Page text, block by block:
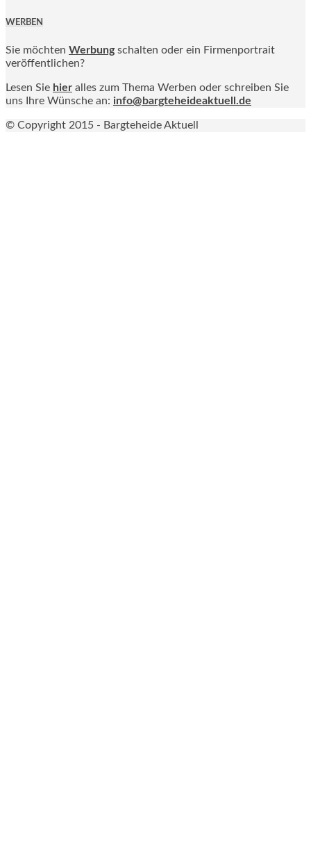
WERBEN
Sie möchten Werbung schalten oder ein Firmenportrait
veröffentlichen?
Lesen Sie hier alles zum Thema Werben oder schreiben Sie
uns Ihre Wünsche an: info@bargteheideaktuell.de
© Copyright 2015 - Bargteheide Aktuell